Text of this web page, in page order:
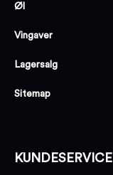
Øl
Vingaver
Lagersalg
Sitemap
KUNDESERVICE